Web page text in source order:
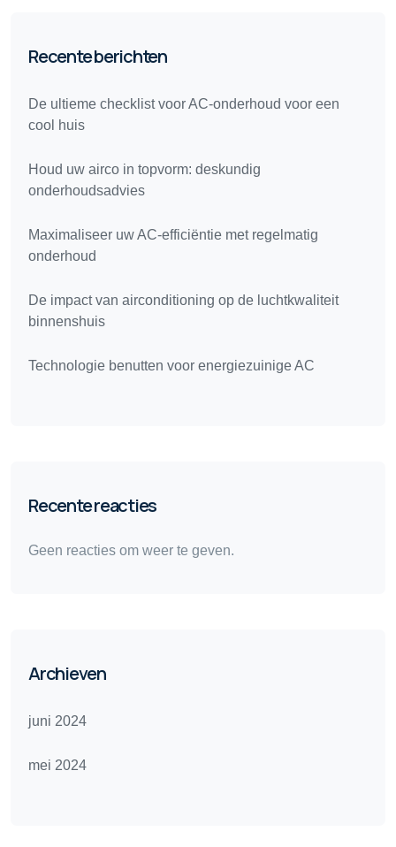
Recente berichten
De ultieme checklist voor AC-onderhoud voor een
cool huis
Houd uw airco in topvorm: deskundig
onderhoudsadvies
Maximaliseer uw AC-efficiëntie met regelmatig
onderhoud
De impact van airconditioning op de luchtkwaliteit
binnenshuis
Technologie benutten voor energiezuinige AC
Recente reacties
Geen reacties om weer te geven.
Archieven
juni 2024
mei 2024